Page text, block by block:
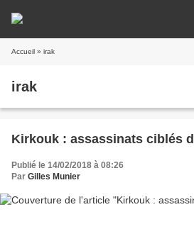
Accueil » irak
irak
Kirkouk : assassinats ciblés
Publié le 14/02/2018 à 08:26
Par Gilles Munier